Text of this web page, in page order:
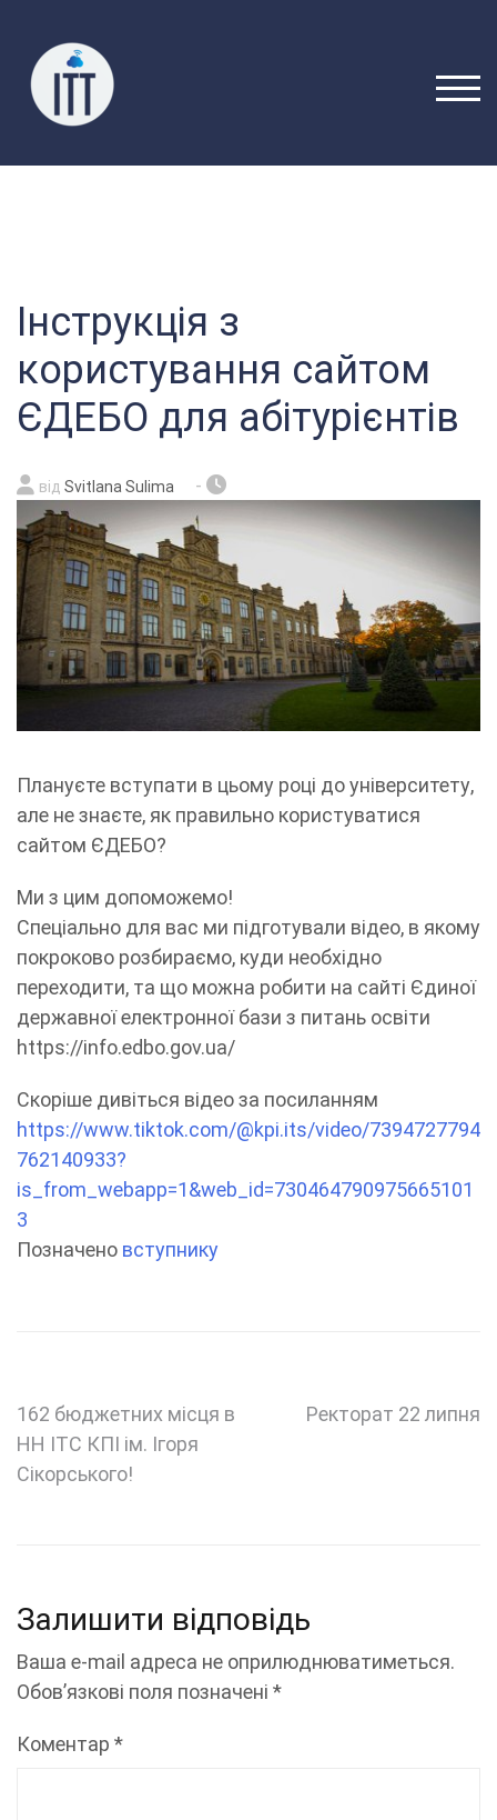
вмісту
Інструкція з
користування сайтом
ЄДЕБО для абітурієнтів
від Svitlana Sulima -
Плануєте вступати в цьому році до університету,
але не знаєте, як правильно користуватися
сайтом ЄДЕБО?
Ми з цим допоможемо!
Спеціально для вас ми підготували відео, в якому
покроково розбираємо, куди необхідно
переходити, та що можна робити на сайті Єдиної
державної електронної бази з питань освіти
https://info.edbo.gov.ua/
Скоріше дивіться відео за посиланням
https://www.tiktok.com/@kpi.its/video/7394727794
762140933?
is_from_webapp=1&web_id=730464790975665101
3
Позначено вступнику
Навігація
записів
162 бюджетних місця в
НН ІТС КПІ ім. Ігоря
Сікорського!
Ректорат 22 липня
Залишити відповідь
Ваша e-mail адреса не оприлюднюватиметься.
Обов’язкові поля позначені *
Коментар *